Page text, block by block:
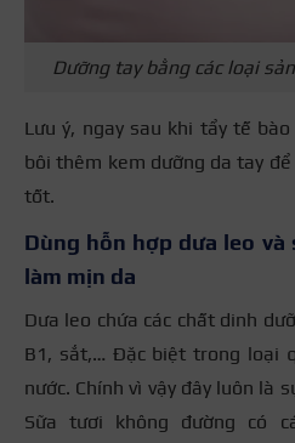
Dưỡng tay bằng các loại
Lưu ý, ngay sau khi tẩy tế
bôi thêm kem dưỡng da tay
tốt.
Dùng hỗn hợp dưa leo
làm mịn da
Dưa leo chứa các chất dinh
B1, sắt,… Đặc biệt trong loại
nước. Chính vì vậy đây luôn là
Sữa tươi không đường có